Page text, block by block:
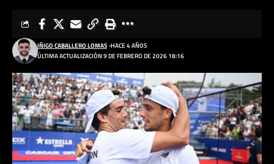
ÚLTIMA ACTUALIZACIÓN 9 DE FEBRERO DE 2026 18:16
IÑIGO CABALLERO LOMAS HACE 4 AÑOS